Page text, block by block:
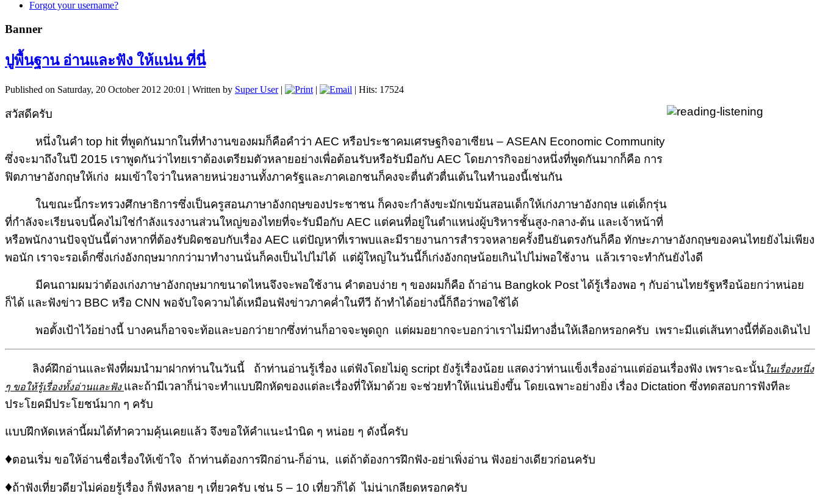
Forgot your username?
Banner
ปูพื้นฐาน อ่านและฟัง ให้แน่น ที่นี่
Published on Saturday, 20 October 2012 20:01 | Written by Super User| | | Hits: 17524
สวัสดีครับ
หนึ่งในคำ top hit ที่พูดกันมากในที่ทำงานของผมก็คือคำว่า AEC หรือประชาคมเศรษฐกิจอาเซียน – ASEAN Economic Community
ซึ่งจะมาถึงในปี 2015 เราพูดกันว่าไทยเราต้องเตรียมตัวหลายอย่างเพื่อต้อนรับหรือรับมือกับ AEC โดยภารกิจอย่างหนึ่งที่พูดกันมากก็คือ การ
ฟิตภาษาอังกฤษให้เก่ง ผมเข้าใจว่าในหลายหน่วยงานทั้งภาครัฐและภาคเอกชนก็คงจะตื่นตัวตื่นเต้นในทำนองนี้เช่นกัน
ในขณะนี้กระทรวงศึกษาธิการซึ่งเป็นครูสอนภาษาอังกฤษของประชาชน ก็คงจะกำลังขะมักเขม้นสอนเด็กให้เก่งภาษาอังกฤษ แต่เด็กรุ่น
ที่กำลังจะเรียนจบนี้คงไม่ใช่กำลังแรงงานส่วนใหญ่ของไทยที่จะรับมือกับ AEC แต่คนที่อยู่ในตำแหน่งผู้บริหารชั้นสูง-กลาง-ต้น และเจ้าหน้าที่
หรือพนักงานปัจจุบันนี้ต่างหากที่ต้องรับผิดชอบกับเรื่อง AEC แต่ปัญหาที่เราพบและมีรายงานการสำรวจหลายครั้งยืนยันตรงกันก็คือ ทักษะภาษาอังกฤษของคนไทยยังไม่เพียง
พอนัก เราจะรอเด็กซึ่งเก่งอังกฤษมากกว่ามาทำงานนั่นก็คงเป็นไปไม่ได้ แต่ผู้ใหญ่ในวันนี้ก็เก่งอังกฤษน้อยเกินไปไม่พอใช้งาน แล้วเราจะทำกันยังไงดี
มีคนถามผมว่าต้องเก่งภาษาอังกฤษมากขนาดไหนจึงจะพอใช้งาน คำตอบง่าย ๆ ของผมก็คือ ถ้าอ่าน Bangkok Postได้รู้เรื่องพอ ๆ กับอ่านไทยรัฐหรือน้อยกว่าหน่อย
ก็ได้ และฟังข่าว BBC หรือ CNN พอจับใจความได้เหมือนฟังข่าวภาคค่ำในทีวี ถ้าทำได้อย่างนี้ก็ถือว่าพอใช้ได้
พอตั้งเป้าไว้อย่างนี้ บางคนก็อาจจะท้อและบอกว่ายากซึ่งท่านก็อาจจะพูดถูก แต่ผมอยากจะบอกว่าเราไม่มีทางอื่นให้เลือกหรอกครับ เพราะมีแต่เส้นทางนี้ที่ต้องเดินไป
ลิงค์ฝึกอ่านและฟังที่ผมนำมาฝากท่านในวันนี้ ถ้าท่านอ่านรู้เรื่อง แต่ฟังโดยไม่ดู script ยังรู้เรื่องน้อย แสดงว่าท่านแข็งเรื่องอ่านแต่อ่อนเรื่องฟัง เพราะฉะนั้นในเรื่องหนึ่ง
ๆ ขอให้รู้เรื่องทั้งอ่านและฟัง และถ้ามีเวลาก็น่าจะทำแบบฝึกหัดของแต่ละเรื่องที่ให้มาด้วย จะช่วยทำให้แน่นยิ่งขึ้น โดยเฉพาะอย่างยิ่ง เรื่อง Dictation ซึ่งทดสอบการฟังทีละ
ประโยคมีประโยชน์มาก ๆ ครับ
แบบฝึกหัดเหล่านี้ผมได้ทำความคุ้นเคยแล้ว จึงขอให้คำแนะนำนิด ๆ หน่อย ๆ ดังนี้ครับ
♦ตอนเริ่ม ขอให้อ่านชื่อเรื่องให้เข้าใจ ถ้าท่านต้องการฝึกอ่าน-ก็อ่าน, แต่ถ้าต้องการฝึกฟัง-อย่าเพิ่งอ่าน ฟังอย่างเดียวก่อนครับ
♦ถ้าฟังเที่ยวดียวไม่ค่อยรู้เรื่อง ก็ฟังหลาย ๆ เที่ยวครับ เช่น 5 – 10 เที่ยวก็ได้ ไม่น่าเกลียดหรอกครับ